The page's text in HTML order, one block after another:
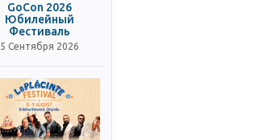
GoCon 2026
Юбилейный
Фестиваль
5 Сентября 2026